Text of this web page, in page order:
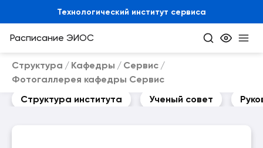
Технологический институт сервиса
Расписание ЭИОС
Структура Кафедры
Сервис
Фотогаллерея кафедры Сервис
Структура института
Ученый совет